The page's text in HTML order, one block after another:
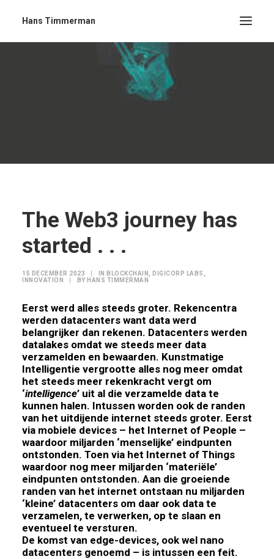
Hans Timmerman
The Web3 journey has
started . . .
15 DECEMBER 2023 IN BLOCKCHAIN DIGICORP LABS
INNOVATION
BY HANS TIMMERMAN
Eerst werd alles steeds groter. Rekencentra
werden datacenters want data werd
belangrijker dan rekenen. Datacenters werden
datalakes omdat we steeds meer data
verzamelden en bewaarden. Kunstmatige
Intelligentie vergrootte alles nog meer omdat
het steeds meer rekenkracht vergt om
‘intelligence’ uit al die verzamelde data te
kunnen halen. Intussen worden ook de randen
van het uitdijende internet steeds groter. Eerst
via mobiele devices – het Internet of People –
waardoor miljarden ‘menselijke’ eindpunten
ontstonden. Toen via het Internet of Things
waardoor nog meer miljarden ‘materiële’
eindpunten ontstonden. Aan die groeiende
randen van het internet ontstaan nu miljarden
‘kleine’ datacenters om daar ook data te
verzamelen, te verwerken, op te slaan en
eventueel te versturen.
De komst van edge-devices, ook wel nano
datacenters genoemd – is intussen een feit.